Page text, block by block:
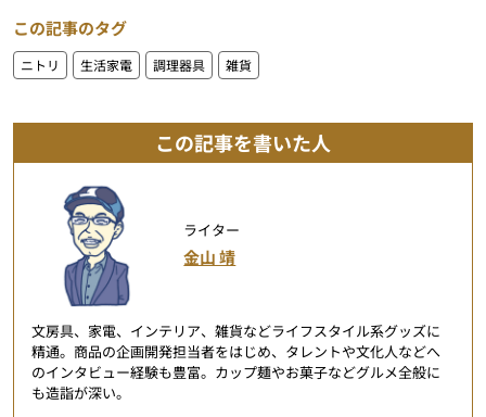
この記事のタグ
ニトリ 生活家電 調理器具 雑貨
この記事を書いた人
ライター
金山 靖
文房具、家電、インテリア、雑貨などライフスタイル系グッズに
精通。商品の企画開発担当者をはじめ、タレントや文化人などへ
のインタビュー経験も豊富。カップ麺やお菓子などグルメ全般に
も造詣が深い。